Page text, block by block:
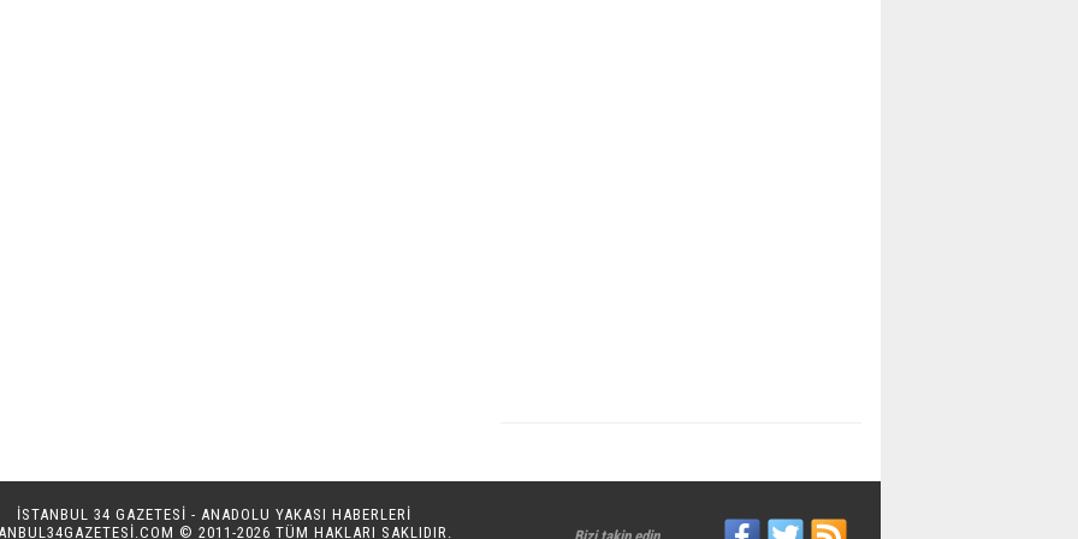
İSTANBUL 34 GAZETESİ - ANADOLU YAKASI HABERLERİ
© 2011-2026 TÜM HAKLARI SAKLIDIR.